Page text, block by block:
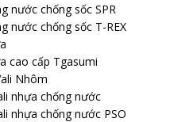
nước chống sốc SPR
nước chống sốc T-REX
cao cấp Tgasumi
Nhôm
nhựa chống nước
nhựa chống nước PSO